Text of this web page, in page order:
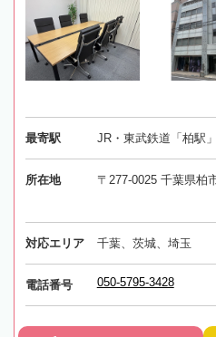
最寄駅 JR・東武鉄道「柏駅
所在地 〒277-0025 千葉県柏
対応エリア 千葉、茨城、埼玉
電話番号 050-5795-3428